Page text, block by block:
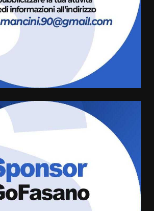
6 Agosto 2026 08:00
Cura dei beni comuni e
cittadinanza attiva: online
l’avviso per la gestione
condivisa della Villetta di
assoluta de “L’Albergo
Belvedere. Il rapimento”
6 Agosto 2026 06:15
Serie D, l’Us Fasano è escluso
dal campionato
5 Agosto 2026 17:30